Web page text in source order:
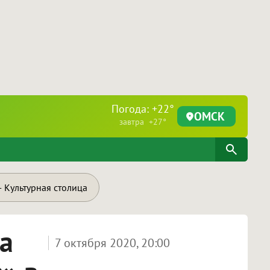
Погода: +22°
завтра +27° ОМСК
столица
7 октября 2020, 20:00